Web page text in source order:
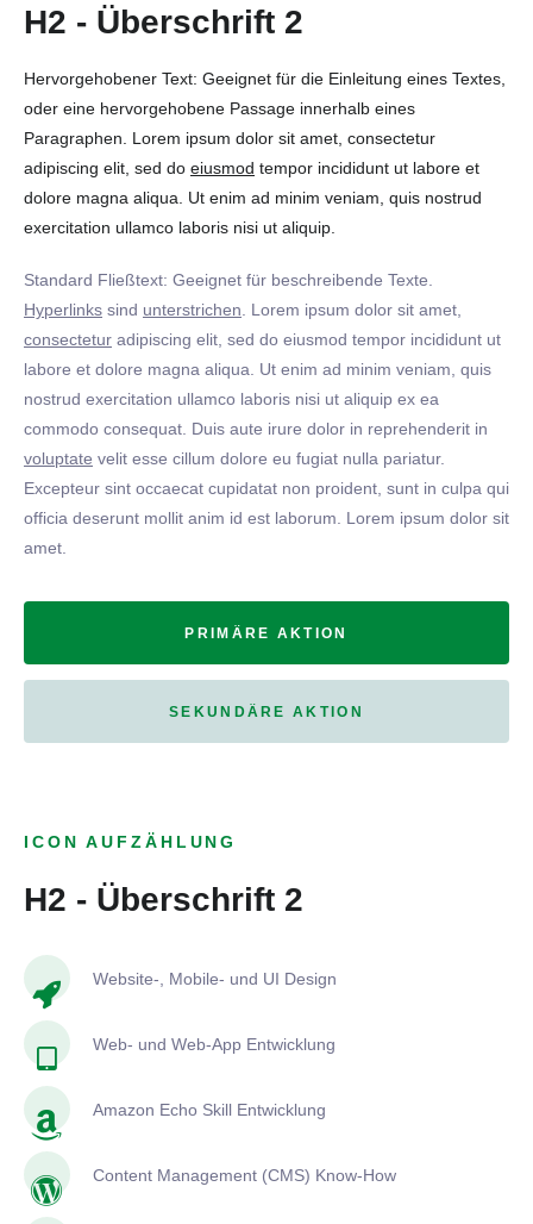
H2 - Überschrift 2
Hervorgehobener Text: Geeignet für die Einleitung eines Textes,
oder eine hervorgehobene Passage innerhalb eines
Paragraphen. Lorem ipsum dolor sit amet, consectetur
adipiscing elit, sed do eiusmod tempor incididunt ut labore et
dolore magna aliqua. Ut enim ad minim veniam, quis nostrud
exercitation ullamco laboris nisi ut aliquip.
Standard Fließtext: Geeignet für beschreibende Texte.
Hyperlinks sind unterstrichen . Lorem ipsum dolor sit amet,
consectetur adipiscing elit, sed do eiusmod tempor incididunt ut
labore et dolore magna aliqua. Ut enim ad minim veniam, quis
nostrud exercitation ullamco laboris nisi ut aliquip ex ea
commodo consequat. Duis aute irure dolor in reprehenderit in
voluptate velit esse cillum dolore eu fugiat nulla pariatur.
Excepteur sint occaecat cupidatat non proident, sunt in culpa qui
officia deserunt mollit anim id est laborum. Lorem ipsum dolor sit
amet.
PRIMÄRE AKTION
SEKUNDÄRE AKTION
ICON AUFZÄHLUNG
H2 - Überschrift 2
Website-, Mobile- und UI Design
Web- und Web-App Entwicklung
Amazon Echo Skill Entwicklung
Content Management (CMS) Know-How